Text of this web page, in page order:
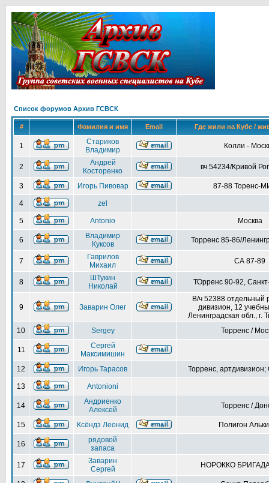
Список форумов Архив ГСВСК
# Фамилия и имя Email Где жили на Кубе /
1
Стариков
Владимир
Колли -
2
Андрей
Косторенко
вч 54234/Кривой
3 Игорь Пивовар 87-88 Торенс-
4 zel
5 Antonio Москва
6
Владимир
Куксов
Торренс 85-86/
7
Гаврилов
Михаил
СА 87-89
8
ШТукин
Николай
ТОрренс 90-92,
9 Заварин Олег
В/ч 52388 отдельный
дивизион, 12
Ленинградская обл., г.
10
Sergey Торренс /
11
Сергей
Максимишин
12
Игорь Тарасов Торренс, артдивизион;
13 Antonioni
14
Андриенко
Алексей
Торренс /
15 Ксёндз Леонид Полигон
16
рядовой
запаса
17
Заварин
Сергей
НОРОККО